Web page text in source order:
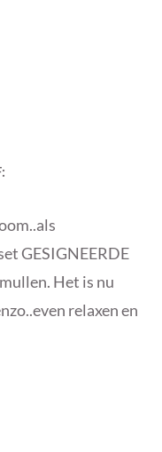
GESIGNEERDE
Het is nu
relaxen en